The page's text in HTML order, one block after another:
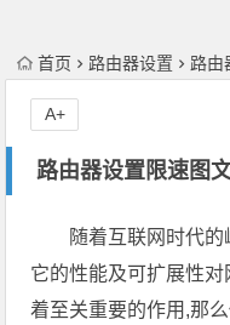
首页 路由器设置 路由
路由器设置限速图
A+
随着互联网时代
它的性能及可扩展性
着至关重要的作用,那